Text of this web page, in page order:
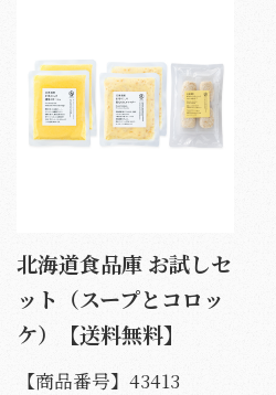
北海道食品庫 お試しセ
ット（スープとコロッ
ケ）【送料無料】
【商品番号】 43413